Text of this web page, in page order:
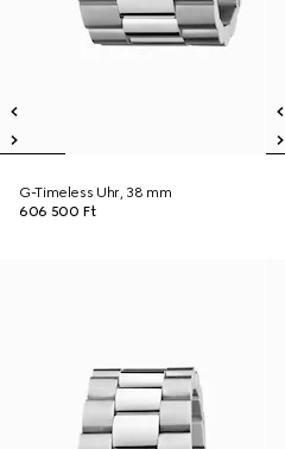
G-Timeless Uhr, 38 mm
606 500 Ft